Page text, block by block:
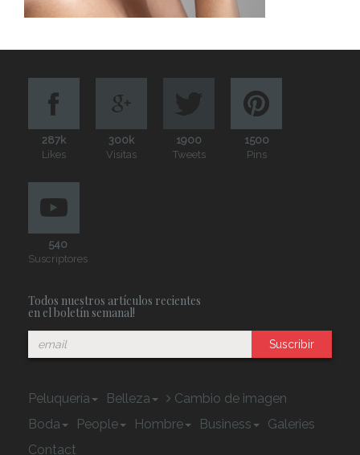
287k
Likes
300k
Visitas
1900
Tweets
1500
Pins
540
Suscriptores
Todos nuestros artículos recientes
en el boletín semanal!
Suscribir
Peluquería Belleza
Cambio de imagen
Boda
People Hombre Business
Galeries
Contact